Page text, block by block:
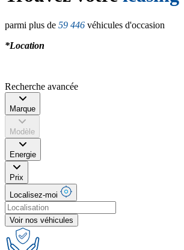
parmi plus de 59 446 véhicules d'occasion
*Location
Recherche avancée
Marque
Modèle
Energie
Prix
Localisez-moi
Voir nos véhicules